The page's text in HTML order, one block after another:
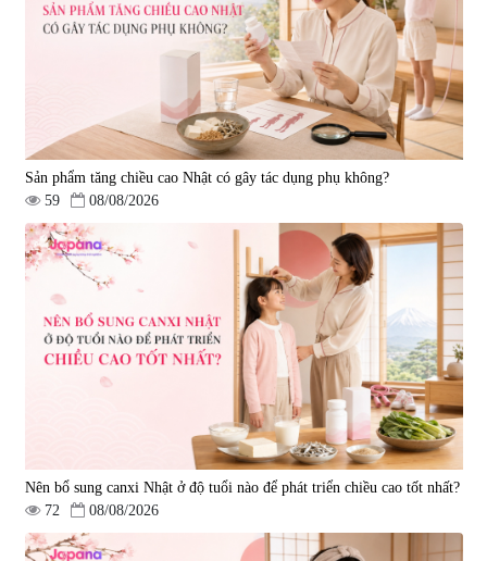
Sản phẩm tăng chiều cao Nhật có gây tác dụng phụ không?
59
08/08/2026
Nên bổ sung canxi Nhật ở độ tuổi nào để phát triển chiều cao tốt nhất?
72
08/08/2026